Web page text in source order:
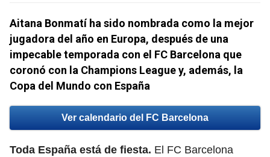
Aitana Bonmatí ha sido nombrada como la mejor
jugadora del año en Europa, después de una
impecable temporada con el FC Barcelona que
coronó con la Champions League y, además, la
Copa del Mundo con España
Ver calendario del FC Barcelona
Toda España está de fiesta. El FC Barcelona